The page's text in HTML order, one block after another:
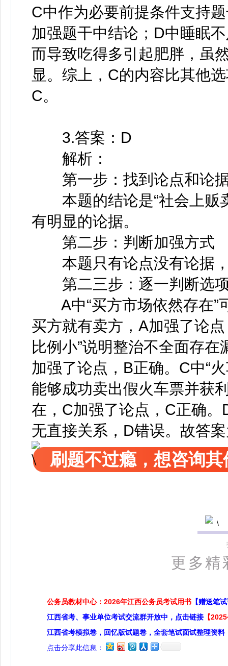
C中作为必要前提条件支持
加强题干中结论；D中睡眠
而导致吃得多引起肥胖，虽
显。综上，C的内容比其他
C。
3.答案：D
解析：
第一步：找到论点和论
本题的结论是“社会上贩
有明显的论据。
第二步：判断加强方式
本题只有论点没有论据，
第二三步：逐一判断选
A中“买方市场依然存在”
买方就有卖方，A加强了论
比例小”说明整治不全面存
加强了论点，B正确。C中“
能够成功卖出假火车票并获
在，C加强了论点，C正确。
无直接关系，D错误。故答
刷题不过瘾，想咨询
更多精
公务员教材中心：2026年江西公务员考试用书 【赠送笔
江西省考、事业单位考试交流群开放中，点击链接 【
江西省考模拟卷，回忆版试题卷，全套笔试面试整理资料
点击分享此信息：